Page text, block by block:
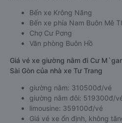
Bến xe Krông Năng
Bến xe phía Nam Buôn Mê
Chợ Cư Pơng
Văn phòng Buôn Hồ
Giá vé xe giường nằm đi Cư
Sài Gòn của nhà xe Tư Trang
giường nằm: 310500đ/vé
giường nằm đôi: 519300đ/
limousine: 359100đ/vé
Giá vé xe ổn định, không